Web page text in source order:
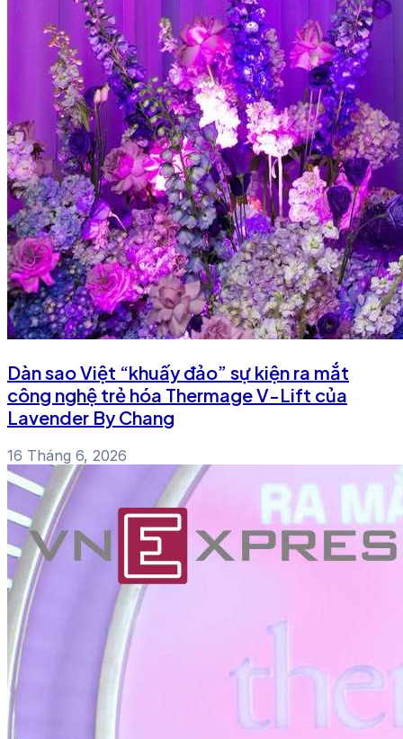
Dàn sao Việt “khuấy đảo” sự kiện ra mắt
công nghệ trẻ hóa Thermage V-Lift của
Lavender By Chang
16 Tháng 6, 2026